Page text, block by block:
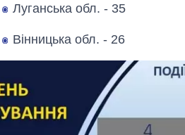
Луганська обл. - 35
Вінницька обл. - 26